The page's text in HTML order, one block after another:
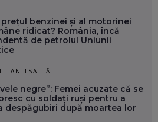
prețul benzinei și al motorinei
ridicat? România, încă
de petrolul Uniunii
ISAILĂ
negre”: Femei acuzate că se
cu soldați ruși pentru a
despăgubiri după moartea lor